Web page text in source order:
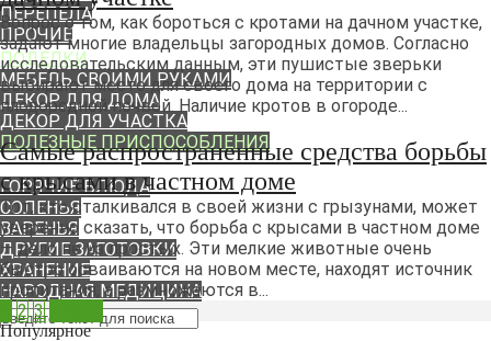
ПЕРЕПЕЛА
ПРОЧИЕ
ПОДЕЛКИ
МЕБЕЛЬ СВОИМИ РУКАМИ
ДЕКОР ДЛЯ ДОМА
ДЕКОР ДЛЯ УЧАСТКА
ПОЛЕЗНЫЕ ПРИСПОСОБЛЕНИЯ
РЕЦЕПТЫ
ГОРЯЧИЕ БЛЮДА
СОЛЕНЬЯ
ВАРЕНЬЯ
ДРУГИЕ ЗАГОТОВКИ
ХРАНЕНИЕ
НАРОДНАЯ МЕДИЦИНА
Вопрос о том, как бороться с кротами на дачном участке,
задают многие владельцы загородных домов. Согласно
исследовательским данным, эти пушистые зверьки
выбирают место для своего дома на территории с
плодородной почвой. Наличие кротов в огороде...
Самые распространенные средства борьбы
с крысами в частном доме
Тот, кто сталкивался в своей жизни с грызунами, может
уверенно сказать, что борьба с крысами в частном доме
— дело не из простых. Эти мелкие животные очень
быстро осваиваются на новом месте, находят источник
пропитания, а размножаются в...
2 3
Популярное